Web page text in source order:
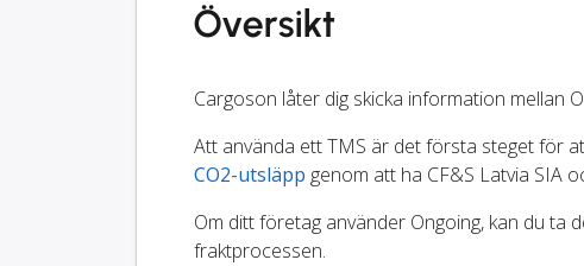
Översikt
Cargoson låter dig skicka information mellan
Att använda ett TMS är det första steget för
CO2-utsläpp genom att ha CF&S Latvia SIA
Om ditt företag använder Ongoing, kan du ta
fraktprocessen.